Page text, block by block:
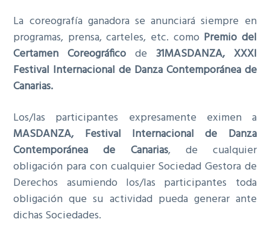
La coreografía ganadora se anunciará siempre en
programas, prensa, carteles, etc. como Premio del
Certamen Coreográfico de 31MASDANZA, XXXI
Festival Internacional de Danza Contemporánea de
Canarias.
Los/las participantes expresamente eximen a
MASDANZA, Festival Internacional de Danza
Contemporánea de Canarias, de cualquier
obligación para con cualquier Sociedad Gestora de
Derechos asumiendo los/las participantes toda
obligación que su actividad pueda generar ante
dichas Sociedades.